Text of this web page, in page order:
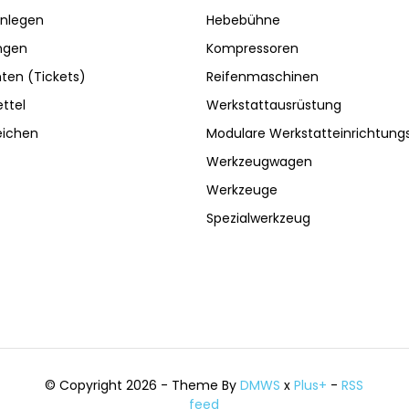
(Tickets)
Hebebühne
Kompressoren
Reifenmaschinen
Werkstattausrüstung
Modulare
Werkzeugwagen
Werkzeuge
Spezialwerkzeug
© Copyright 2026 - Theme ByDMWS xPlus+ -RSS
feed